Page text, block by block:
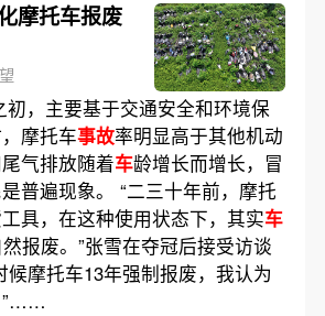
摩托车报废
，主要基于交通安全和环境保
摩托车事故率明显高于其他机动
气排放随着车龄增长而增长，冒
普遍现象。 “二三十年前，摩托
具，在这种使用状态下，其实车
报废。”张雪在夺冠后接受访谈
候摩托车13年强制报废，我认为
”……